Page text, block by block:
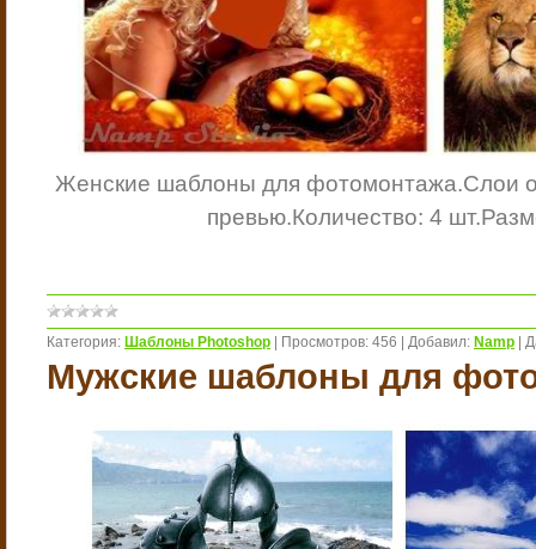
Женские шаблоны для фотомонтажа.Слои
превью.Количество: 4 шт.
Категория: Шаблоны Photoshop Просмотров: 456 Добавил: Namp
Мужские шаблоны для